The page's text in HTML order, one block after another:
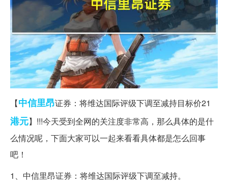
【中信里昂证券：将维达国际评级下调至减持目标价21
港元】!!!今天受到全网的关注度非常高，那么具体的是什
么情况呢，下面大家可以一起来看看具体都是怎么回事
吧！
1、中信里昂证券：将维达国际评级下调至减持。